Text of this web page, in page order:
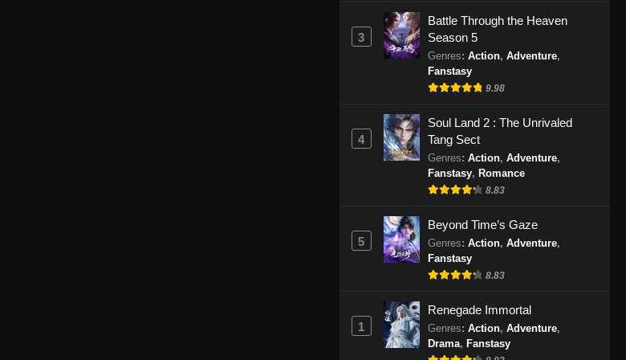
3
Battle Through the Heaven
Season 5
Genres: Action, Adventure,
Fanstasy
9.98
4
Soul Land 2 : The Unrivaled
Tang Sect
Genres: Action, Adventure,
Fanstasy, Romance
8.83
5
Beyond Time’s Gaze
Genres: Action, Adventure,
Fanstasy
8.83
1
Renegade Immortal
Genres: Action, Adventure,
Drama, Fanstasy